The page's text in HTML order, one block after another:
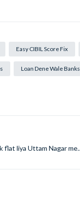
Easy CIBIL Score Fix
Loan Dene Wale Banks
flat liya Uttam Nagar me